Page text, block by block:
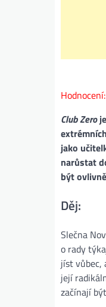
Club Zero
jako
narůstat
být
Děj:
Slečna
o rady
jíst vůbec,
její
začínají